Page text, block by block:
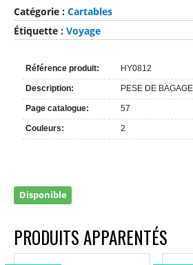
Catégorie : Cartables
Étiquette : Voyage
Référence produit: HY0812
Description: PESE DE
Page catalogue: 57
Couleurs: 2
Disponible
PRODUITS APPARENTÉS